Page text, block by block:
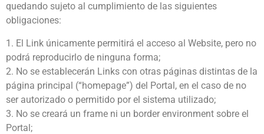
quedando sujeto al cumplimiento de las siguientes
obligaciones:
1. El Link únicamente permitirá el acceso al Website, pero no
podrá reproducirlo de ninguna forma;
2. No se establecerán Links con otras páginas distintas de la
página principal (“homepage”) del Portal, en el caso de no
ser autorizado o permitido por el sistema utilizado;
3. No se creará un frame ni un border environment sobre el
Portal;